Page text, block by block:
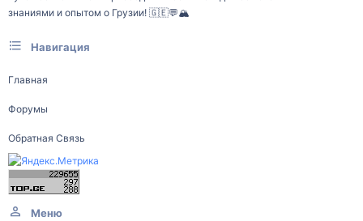
знаниями и опытом о Грузии! 🇬🇪💬🏔️
Навигация
Главная
Форумы
Обратная Связь
Меню